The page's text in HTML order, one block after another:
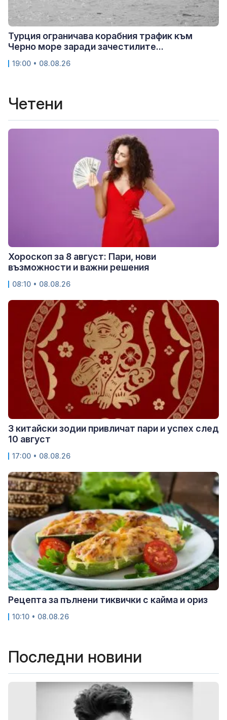
Турция ограничава корабния трафик към
Черно море заради зачестилите...
19:00 • 08.08.26
Четени
Хороскоп за 8 август: Пари, нови
възможности и важни решения
08:10 • 08.08.26
3 китайски зодии привличат пари и успех след
10 август
17:00 • 08.08.26
Рецепта за пълнени тиквички с кайма и ориз
10:10 • 08.08.26
Последни новини